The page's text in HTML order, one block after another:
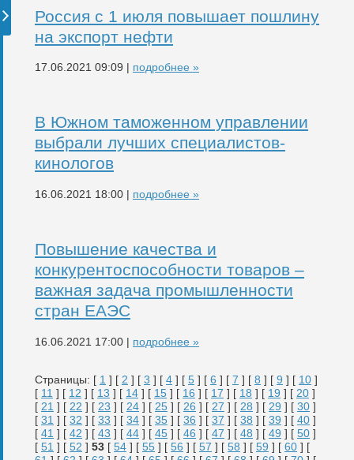
Россия с 1 июля повышает пошлину
на экспорт нефти
17.06.2021 09:09 | подробнее »
В Южном таможенном управлении
выбрали лучших специалистов-
кинологов
16.06.2021 18:00 | подробнее »
Повышение качества и
конкурентоспособности товаров –
важная задача промышленности
стран ЕАЭС
16.06.2021 17:00 | подробнее »
Страницы: [ 1 ] [ 2 ] [ 3 ] [ 4 ] [ 5 ] [ 6 ] [ 7 ] [ 8 ] [ 9 ] [ 10 ]
[ 11 ] [ 12 ] [ 13 ] [ 14 ] [ 15 ] [ 16 ] [ 17 ] [ 18 ] [ 19 ] [ 20 ]
[ 21 ] [ 22 ] [ 23 ] [ 24 ] [ 25 ] [ 26 ] [ 27 ] [ 28 ] [ 29 ] [ 30 ]
[ 31 ] [ 32 ] [ 33 ] [ 34 ] [ 35 ] [ 36 ] [ 37 ] [ 38 ] [ 39 ] [ 40 ]
[ 41 ] [ 42 ] [ 43 ] [ 44 ] [ 45 ] [ 46 ] [ 47 ] [ 48 ] [ 49 ] [ 50 ]
[ 51 ] [ 52 ] 53 [ 54 ] [ 55 ] [ 56 ] [ 57 ] [ 58 ] [ 59 ] [ 60 ] [